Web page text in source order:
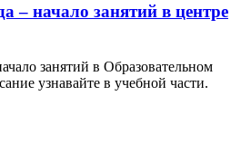
– начало занятий в центре
занятий в Образовательном
узнавайте в учебной части.